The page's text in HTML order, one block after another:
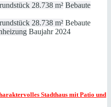
28.738 m² Bebaute
28.738 m² Bebaute
Baujahr 2024
Stadthaus mit Patio und